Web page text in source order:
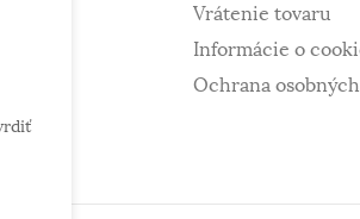
Vrátenie tovaru
Informácie o
Ochrana